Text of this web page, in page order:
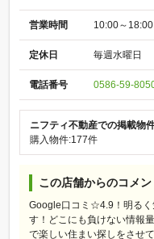
営業時間 10:00～18:00
定休日 毎週水曜日
電話番号 0586-59-
ニフティ不動産での掲載物
購入物件:177件
この店舗からのコメン
Google口コミ☆4.9！明るく
す！どこにも負けない情報
で楽しい住まい探しをさせ